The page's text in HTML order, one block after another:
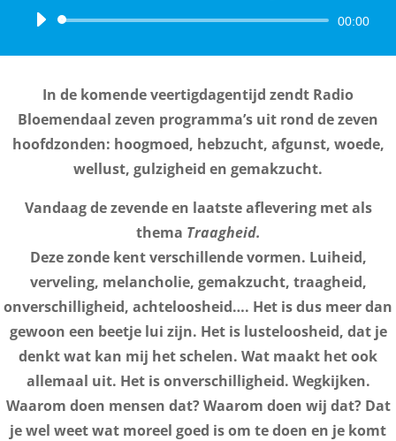
Audiospeler 00:00
In de komende veertigdagentijd zendt Radio
Bloemendaal zeven programma’s uit rond de zeven
hoofdzonden: hoogmoed, hebzucht, afgunst, woede,
wellust, gulzigheid en gemakzucht.
Vandaag de zevende en laatste aflevering met als
thema Traagheid.
Deze zonde kent verschillende vormen. Luiheid,
verveling, melancholie, gemakzucht, traagheid,
onverschilligheid, achteloosheid…. Het is dus meer dan
gewoon een beetje lui zijn. Het is lusteloosheid, dat je
denkt wat kan mij het schelen. Wat maakt het ook
allemaal uit. Het is onverschilligheid. Wegkijken.
Waarom doen mensen dat? Waarom doen wij dat? Dat
je wel weet wat moreel goed is om te doen en je komt